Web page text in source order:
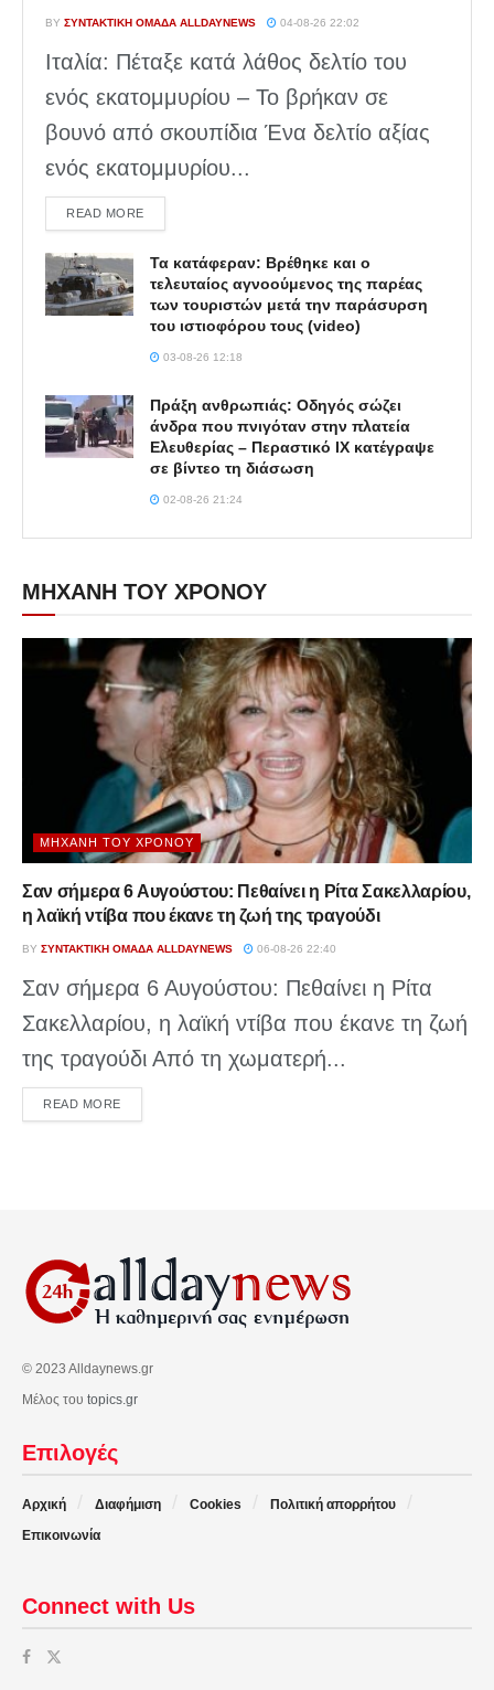
BY ΣΥΝΤΑΚΤΙΚΉ ΟΜΆΔΑ ALLDAYNEWS 04-08-26 22:02
Ιταλία: Πέταξε κατά λάθος δελτίο του
ενός εκατομμυρίου – Το βρήκαν σε
βουνό από σκουπίδια Ένα δελτίο αξίας
ενός εκατομμυρίου...
READ MOREDETAILS
Τα κατάφεραν: Βρέθηκε και ο
τελευταίος αγνοούμενος της παρέας
των τουριστών μετά την παράσυρση
του ιστιοφόρου τους (video)
03-08-26 12:18
Πράξη ανθρωπιάς: Οδηγός σώζει
άνδρα που πνιγόταν στην πλατεία
Ελευθερίας – Περαστικό ΙΧ κατέγραψε
σε βίντεο τη διάσωση
02-08-26 21:24
ΜΗΧΑΝΗ ΤΟΥ ΧΡΟΝΟΥ
ΜΗΧΑΝΉ ΤΟΥ ΧΡΌΝΟΥ
Σαν σήμερα 6 Αυγούστου: Πεθαίνει η Ρίτα Σακελλαρίου,
η λαϊκή ντίβα που έκανε τη ζωή της τραγούδι
BY ΣΥΝΤΑΚΤΙΚΉ ΟΜΆΔΑ ALLDAYNEWS 06-08-26 22:40
Σαν σήμερα 6 Αυγούστου: Πεθαίνει η Ρίτα
Σακελλαρίου, η λαϊκή ντίβα που έκανε τη ζωή
της τραγούδι Από τη χωματερή...
READ MOREDETAILS
© 2023 Alldaynews.gr
Μέλος του topics.gr
Επιλογές
Αρχική Διαφήμιση Cookies
Πολιτική απορρήτου
Επικοινωνία
Connect with Us